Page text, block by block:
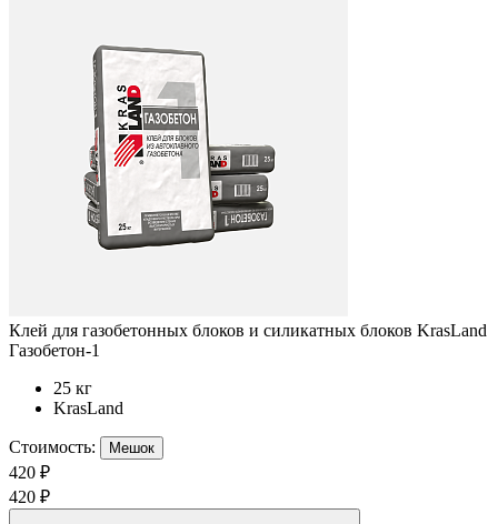
Клей для газобетонных блоков и силикатных блоков KrasLand
Газобетон-1
25 кг
KrasLand
Стоимость: Мешок
420 ₽
420 ₽